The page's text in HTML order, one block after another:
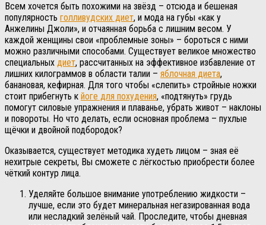
Всем хочется быть похожими на звёзд – отсюда и бешеная
популярность голливудских диет, и мода на губы «как у
Анжелины Джоли», и отчаянная борьба с лишним весом. У
каждой женщины свои «проблемные зоны» – бороться с ними
можно различными способами. Существует великое множество
специальных диет, рассчитанных на эффективное избавление от
лишних килограммов в области талии – яблочная диета,
банановая, кефирная. Для того чтобы «слепить» стройные ножки
стоит прибегнуть к йоге для похудения, «подтянуть» грудь
помогут силовые упражнения и плаванье, убрать живот – наклоны
и повороты. Но что делать, если основная проблема – пухлые
щёчки и двойной подбородок?
Оказывается, существует методика худеть лицом – зная её
нехитрые секреты, Вы сможете с лёгкостью приобрести более
чёткий контур лица.
Уделяйте большое внимание употреблению жидкости –
лучше, если это будет минеральная негазированная вода
или несладкий зелёный чай. Проследите, чтобы дневная